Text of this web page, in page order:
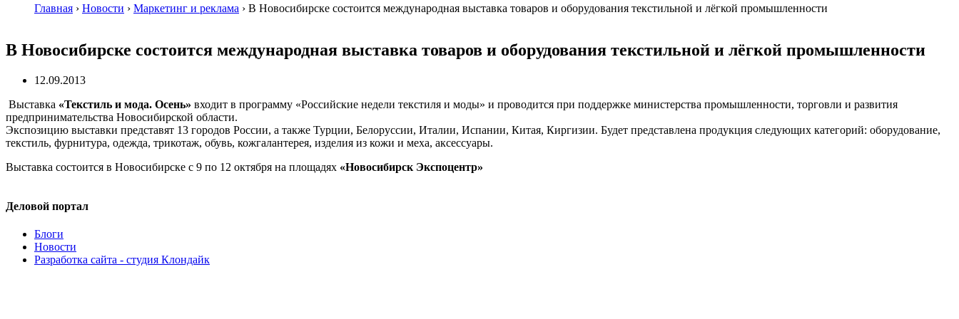
Главная › Новости › Маркетинг и реклама › В Новосибирске состоится международная выставка товаров и оборудования текстильной и лёгкой промышленности
В Новосибирске состоится международная выставка товаров и оборудования текстильной и лёгкой промышленности
12.09.2013
Выставка «Текстиль и мода. Осень» входит в программу «Российские недели текстиля и моды» и проводится при поддержке министерства промышленности, торговли и развития
предпринимательства Новосибирской области.
Экспозицию выставки представят 13 городов России, а также Турции, Белоруссии, Италии, Испании, Китая, Киргизии. Будет представлена продукция следующих категорий: оборудование,
текстиль, фурнитура, одежда, трикотаж, обувь, кожгалантерея, изделия из кожи и меха, аксессуары.
Выставка состоится в Новосибирске с 9 по 12 октября на площадях «Новосибирск Экспоцентр»
Деловой портал
Блоги
Новости
Разработка сайта - студия Клондайк